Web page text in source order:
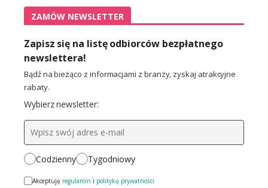
ZAMÓW NEWSLETTER
Zapisz się na listę odbiorców bezpłatnego
newslettera!
Bądź na bieżąco z informacjami z branży, zyskaj atrakcyjne
rabaty.
Wybierz newsletter:
Codzienny Tygodniowy
Akceptuję regulamin i politykę prywatności